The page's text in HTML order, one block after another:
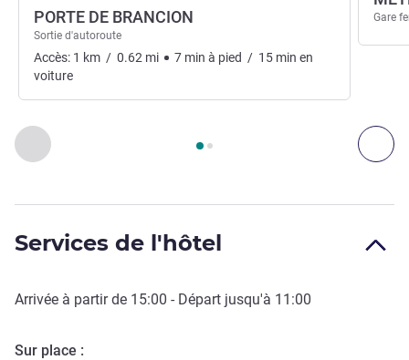
Précédent - Accès & Transport
Page , Accès & Transport 1 :, Accès & Transport 2 :
PORTE DE BRANCION
Sortie d'autoroute
Accès: 1 km / 0.62 mi 7 min à pied / 15 min en
voiture
Gare
Services de l'hôtel
Arrivée à partir de 15:00 - Départ jusqu'à 11:00
Sur place